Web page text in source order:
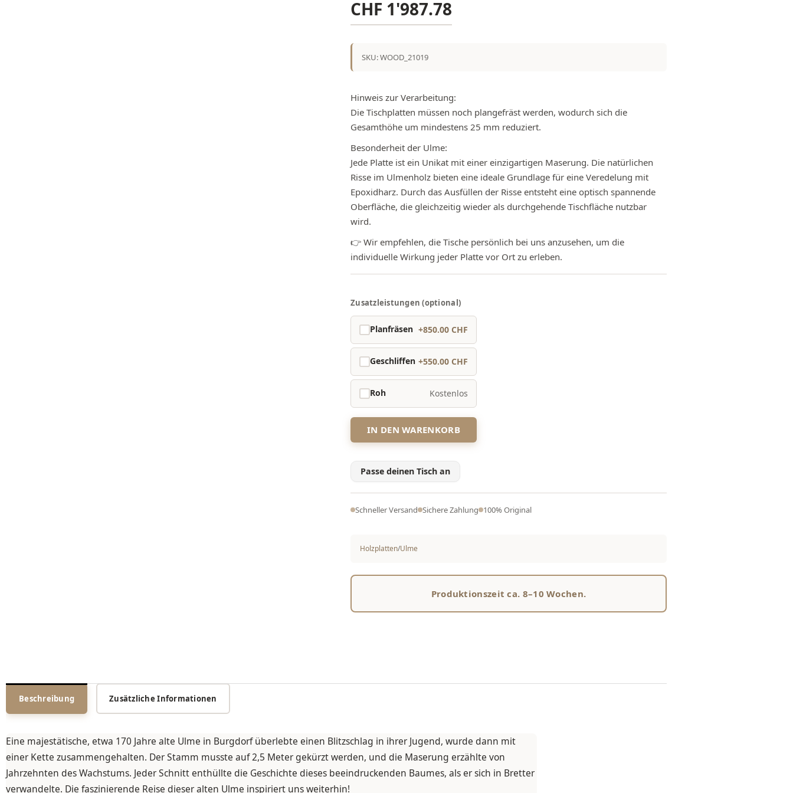
CHF 1'987.78
SKU: WOOD_21019
Hinweis zur Verarbeitung:
Die Tischplatten müssen noch plangefräst werden, wodurch sich die
Gesamthöhe um mindestens 25 mm reduziert.
Besonderheit der Ulme:
Jede Platte ist ein Unikat mit einer einzigartigen Maserung. Die natürlichen
Risse im Ulmenholz bieten eine ideale Grundlage für eine Veredelung mit
Epoxidharz. Durch das Ausfüllen der Risse entsteht eine optisch spannende
Oberfläche, die gleichzeitig wieder als durchgehende Tischfläche nutzbar
wird.
👉 Wir empfehlen, die Tische persönlich bei uns anzusehen, um die
individuelle Wirkung jeder Platte vor Ort zu erleben.
Zusatzleistungen (optional)
Planfräsen +850.00 CHF
Geschliffen +550.00 CHF
Roh Kostenlos
IN DEN WARENKORB
Passe deinen Tisch an
Schneller Versand Sichere Zahlung 100% Original
Holzplatten/Ulme
Produktionszeit ca. 8–10 Wochen.
Beschreibung Zusätzliche Informationen
Eine majestätische, etwa 170 Jahre alte Ulme in Burgdorf überlebte einen Blitzschlag in ihrer Jugend, wurde dann mit
einer Kette zusammengehalten. Der Stamm musste auf 2,5 Meter gekürzt werden, und die Maserung erzählte von
Jahrzehnten des Wachstums. Jeder Schnitt enthüllte die Geschichte dieses beeindruckenden Baumes, als er sich in Bretter
verwandelte. Die faszinierende Reise dieser alten Ulme inspiriert uns weiterhin!